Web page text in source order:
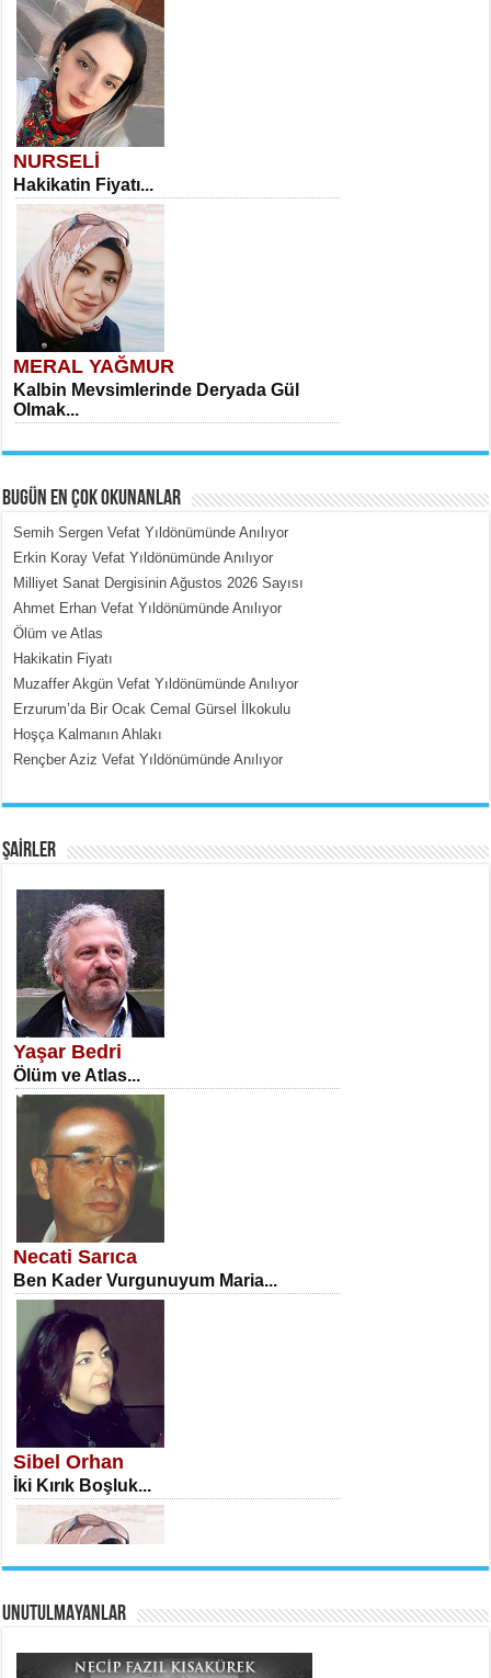
NURSELİ
Hakikatin Fiyatı...
MERAL YAĞMUR
Kalbin Mevsimlerinde Deryada Gül
Olmak...
MEHMET ÇOBAN
İçerdeki Put Dışardaki Maskeler...
SATILMIŞ ÜMİT ÇETİNKAYA
Erkenlik...
NECLA DİLEK ARSLAN
Öğretmenler Günü Mahkemesi...
İSA KARATEPE
Ekranlar Arasında Kaybolan İnsan...
AHMET URFALI
Tahlil Denemesi...
BUGÜN EN ÇOK OKUNANLAR
Semih Sergen Vefat Yıldönümünde Anılıyor
Erkin Koray Vefat Yıldönümünde Anılıyor
Milliyet Sanat Dergisinin Ağustos 2026 Sayısı
Ahmet Erhan Vefat Yıldönümünde Anılıyor
Ölüm ve Atlas
Hakikatin Fiyatı
Muzaffer Akgün Vefat Yıldönümünde Anılıyor
Erzurum’da Bir Ocak Cemal Gürsel İlkokulu
Hoşça Kalmanın Ahlakı
Rençber Aziz Vefat Yıldönümünde Anılıyor
ŞAİRLER
Yaşar Bedri
Ölüm ve Atlas...
Necati Sarıca
Ben Kader Vurgunuyum Maria...
Sibel Orhan
İki Kırık Boşluk...
Meral Yağmur
UNUTULMAYANLAR